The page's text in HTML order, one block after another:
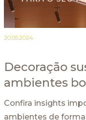
20.05.2024
Decoração
ambientes
Confira insights
ambientes de